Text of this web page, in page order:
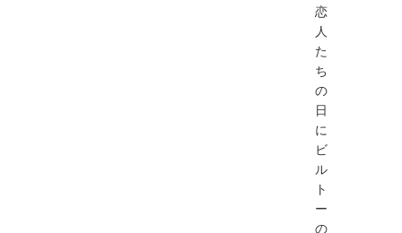
恋
人
た
ち
の
日
に
ビ
ル
ト
ー
の